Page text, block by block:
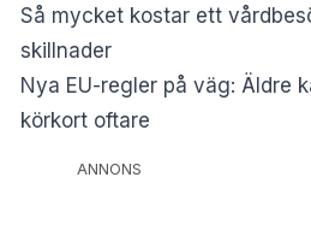
Så mycket kostar ett
skillnader
Nya EU-regler på väg: Äldre
körkort oftare
ANNONS